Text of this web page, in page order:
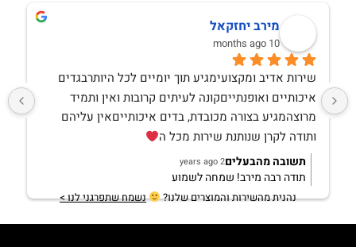
מירב יחזקאל
10 months ago
ותודה לקרן שנותנת שירות מכל ה
תשובה מהבעלים2 years ago
תודה רבה מירב! שמחה לשמוע
נהנית מהשירות והמוצרים שלנו? נשמח שתפרגני לנו >